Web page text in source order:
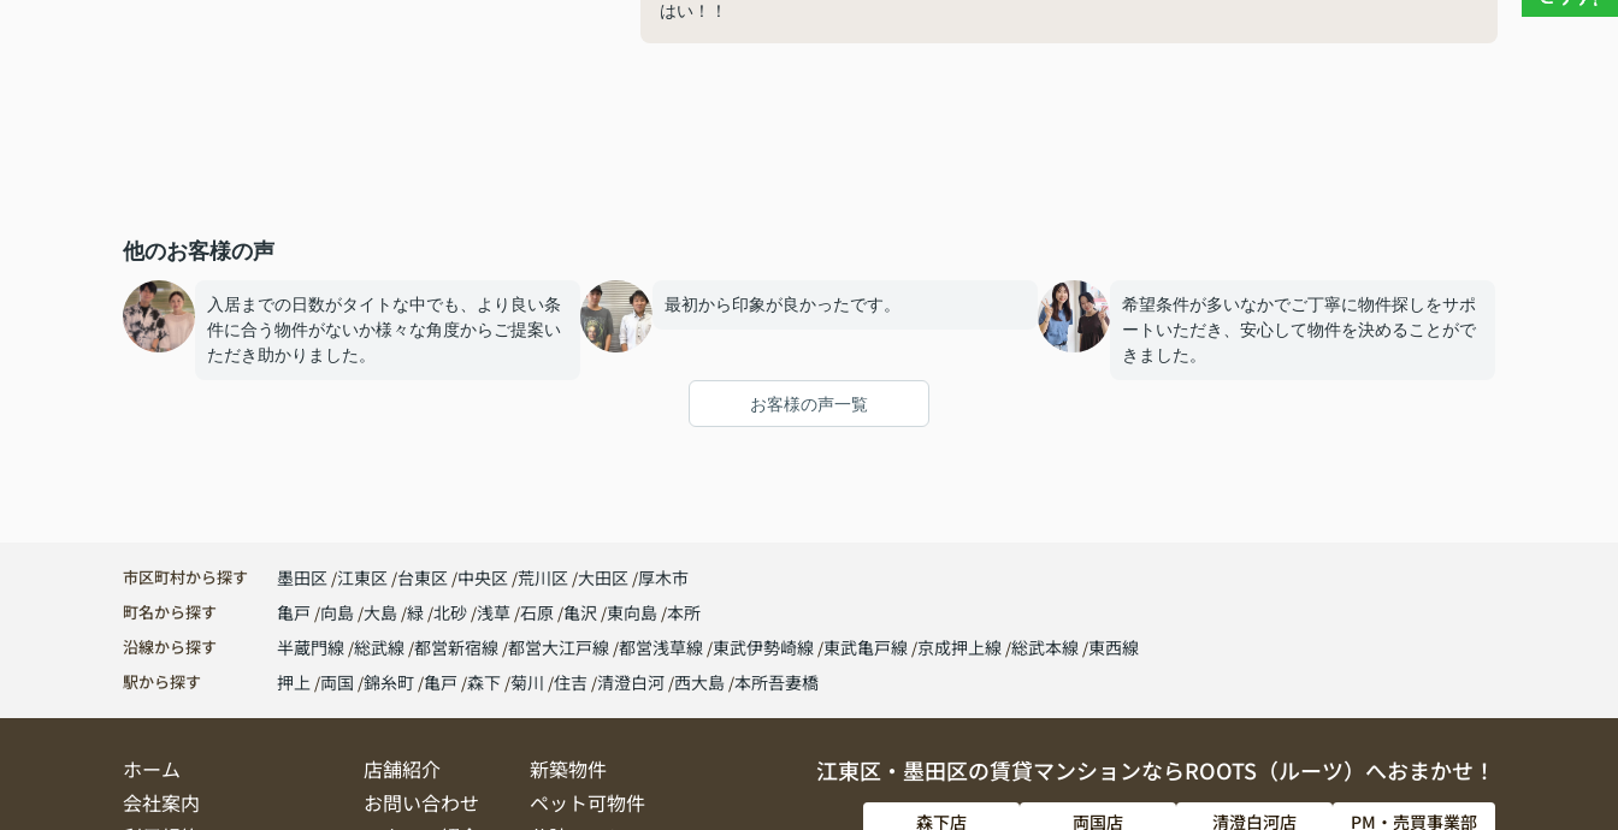
はい！！
他のお客様の声
入居までの日数がタイトな中でも、より良い条
件に合う物件がないか様々な角度からご提案い
ただき助かりました。
最初から印象が良かったです。
希望条件が多いなかでご丁寧に物件探しをサポ
ートいただき、安心して物件を決めることがで
きました。
お客様の声一覧
市区町村から探す 墨田区 江東区 台東区 中央区 荒川区 大田区 厚木市
町名から探す 亀戸 向島 大島 緑 北砂 浅草 石原 亀沢 東向島 本所
沿線から探す 半蔵門線 総武線 都営新宿線 都営大江戸線 都営浅草線 東武伊勢崎線 東武亀戸線 京成押上線 総武本線 東西線
駅から探す 押上 両国 錦糸町 亀戸 森下 菊川 住吉 清澄白河 西大島 本所吾妻橋
ホーム 店舗紹介
新築物件
会社案内
お問い合わせ
ペット可物件
江東区・墨田区の賃貸マンションならROOTS（ルーツ）へおまかせ！
森下店 両国店 清澄白河店 PM・売買事業部